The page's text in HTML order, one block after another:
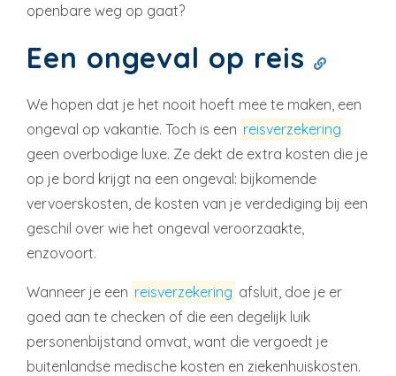
openbare weg op gaat?
Een ongeval op reis
We hopen dat je het nooit hoeft mee te maken, een
ongeval op vakantie. Toch is een reisverzekering
geen overbodige luxe. Ze dekt de extra kosten die je
op je bord krijgt na een ongeval: bijkomende
vervoerskosten, de kosten van je verdediging bij een
geschil over wie het ongeval veroorzaakte,
enzovoort.
Wanneer je een reisverzekering afsluit, doe je er
goed aan te checken of die een degelijk luik
personenbijstand omvat, want die vergoedt je
buitenlandse medische kosten en ziekenhuiskosten.